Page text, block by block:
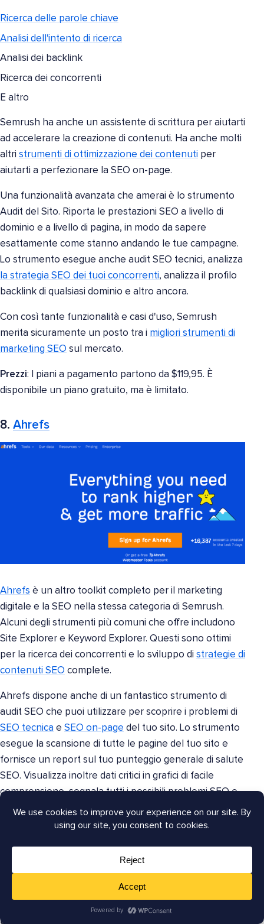
Ricerca delle parole chiave
Analisi dell'intento di ricerca
Analisi dei backlink
Ricerca dei concorrenti
E altro
Semrush ha anche un assistente di scrittura per aiutarti
ad accelerare la creazione di contenuti. Ha anche molti
altri strumenti di ottimizzazione dei contenuti per
aiutarti a perfezionare la SEO on-page.
Una funzionalità avanzata che amerai è lo strumento
Audit del Sito. Riporta le prestazioni SEO a livello di
dominio e a livello di pagina, in modo da sapere
esattamente come stanno andando le tue campagne.
Lo strumento esegue anche audit SEO tecnici, analizza
la strategia SEO dei tuoi concorrenti, analizza il profilo
backlink di qualsiasi dominio e altro ancora.
Con così tante funzionalità e casi d'uso, Semrush
merita sicuramente un posto tra i migliori strumenti di
marketing SEO sul mercato.
Prezzi: I piani a pagamento partono da $119,95. È
disponibile un piano gratuito, ma è limitato.
8. Ahrefs
Ahrefs è un altro toolkit completo per il marketing
digitale e la SEO nella stessa categoria di Semrush.
Alcuni degli strumenti più comuni che offre includono
Site Explorer e Keyword Explorer. Questi sono ottimi
per la ricerca dei concorrenti e lo sviluppo di strategie di
contenuti SEO complete.
Ahrefs dispone anche di un fantastico strumento di
audit SEO che puoi utilizzare per scoprire i problemi di
SEO tecnica e SEO on-page del tuo sito. Lo strumento
esegue la scansione di tutte le pagine del tuo sito e
fornisce un report sul tuo punteggio generale di salute
SEO. Visualizza inoltre dati critici in grafici di facile
comprensione, segnala tutti i possibili problemi SEO e
raccomanda come risolverli.
Questi e altri moduli rendono Ahrefs uno degli
strumenti di marketing SEO più potenti per aumentare
: I piani a pagamento partono da $99.